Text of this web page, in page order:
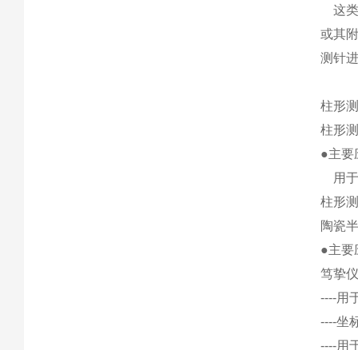
这类
或其
测针
柱形
柱形
●主要
用于
柱形
陶瓷
●主要
笃挚
----用
----坐
----用